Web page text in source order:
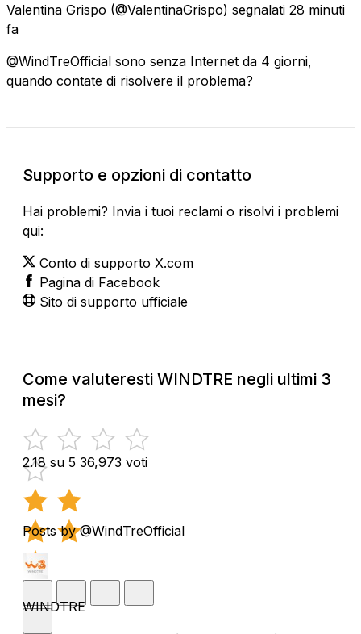
Valentina Grispo (@ValentinaGrispo) segnalati 28 minuti
fa
@WindTreOfficial sono senza Internet da 4 giorni,
quando contate di risolvere il problema?
Supporto e opzioni di contatto
Hai problemi? Invia i tuoi reclami o risolvi i problemi
qui:
Conto di supporto X.com
Pagina di Facebook
Sito di supporto ufficiale
Come valuteresti WINDTRE negli ultimi 3
mesi?
2.18 su 5 36,973 voti
Posts by @WindTreOfficial
WINDTRE